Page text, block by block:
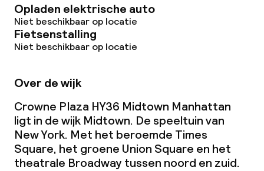
Opladen elektrische auto
Niet beschikbaar op locatie
Fietsenstalling
Niet beschikbaar op locatie
Over de wijk
Crowne Plaza HY36 Midtown Manhattan
ligt in de wijk Midtown. De speeltuin van
New York. Met het beroemde Times
Square, het groene Union Square en het
theatrale Broadway tussen noord en zuid.